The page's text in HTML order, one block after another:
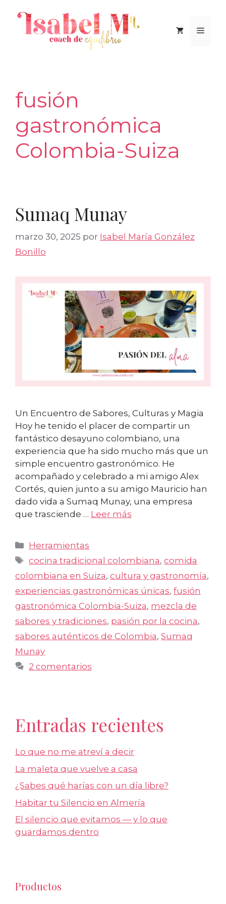
contenido
Menú
fusión
gastronómica
Colombia-Suiza
Sumaq Munay
marzo 30, 2025 por Isabel María González
Bonillo
Un Encuentro de Sabores, Culturas y Magia
Hoy he tenido el placer de compartir un
fantástico desayuno colombiano, una
experiencia que ha sido mucho más que un
simple encuentro gastronómico. He
acompañado y celebrado a mi amigo Alex
Cortés, quien junto a su amigo Mauricio han
dado vida a Sumaq Munay, una empresa
que trasciende … Leer más
Categorías
Herramientas
Etiquetas
cocina tradicional colombiana,comida
colombiana en Suiza, cultura y gastronomía,
experiencias gastronómicas únicas, fusión
gastronómica Colombia-Suiza, mezcla de
sabores y tradiciones, pasión por la cocina,
sabores auténticos de Colombia, Sumaq
Munay
2 comentarios
Entradas recientes
Lo que no me atreví a decir
La maleta que vuelve a casa
¿Sabes qué harías con un día libre?
Habitar tu Silencio en Almería
El silencio que evitamos — y lo que
guardamos dentro
Productos